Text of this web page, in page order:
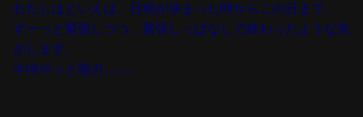
わたしはといえば、日程が決まった時からこの日まで、
ずーっと緊張しつつ、緊張しっぱなしで終わったような気
がします。
今頃やっと脱力……。